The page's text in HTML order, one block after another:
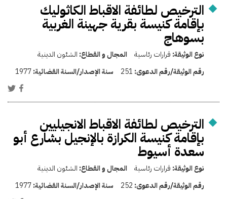
الترخيص لطائفة الاقباط الكاثوليك
بإقامة كنيسة بقرية جهينة الغربية
بسوهاج
نوع الوثيقة: قرارات رئاسية المجال و القطاع: الشئون الدينية
رقم الوثيقة/رقم الدعوى: 251 سنة الإصدار/السنة القضائية:1977
الترخيص لطائفة الاقباط الانجيليين
بإقامة كنيسة الكرازة بالإنجيل بشارع أبو
سعدة أسيوط
نوع الوثيقة: قرارات رئاسية المجال و القطاع: الشئون الدينية
رقم الوثيقة/رقم الدعوى: 252 سنة الإصدار/السنة القضائية:1977